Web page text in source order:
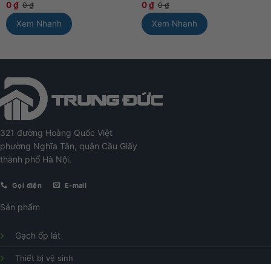
0₫ 0₫
Xem Nhanh
0₫ 0₫
Xem Nhanh
321 đường Hoàng Quốc Việt
phường Nghĩa Tân, quận Cầu Giấy
thành phố Hà Nội.
Gọi điện E-mail
Sản phẩm
Gạch ốp lát
Thiết bị vệ sinh